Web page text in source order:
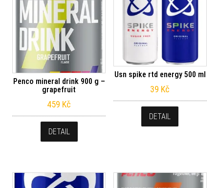
Penco mineral drink 900 g –
grapefruit
459 Kč
DETAIL
Usn spike rtd energy 500 ml
39 Kč
DETAIL